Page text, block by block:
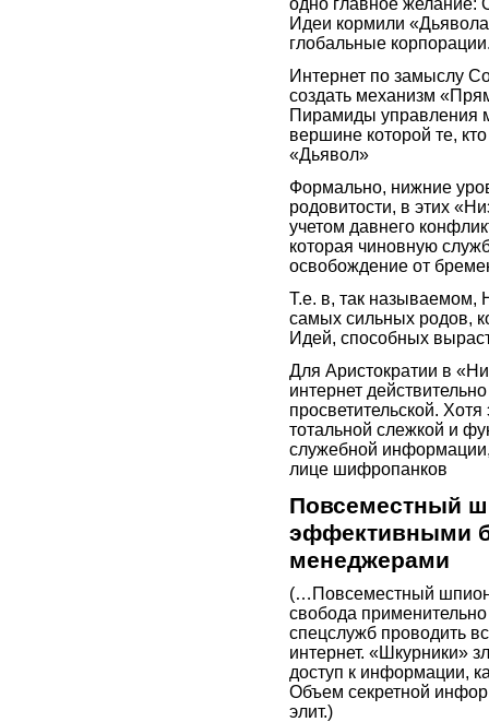
одно главное желание:
Идеи кормили
глобальные
Интернет по замыслу
создать механизм
Пирамиды управления
вершине которой те,
«Дьявол»
Формально, нижние
родовитости, в этих
учетом давнего
которая чиновную
освобождение от
Т.е. в, так называемом,
самых сильных родов,
Идей, способных
Для Аристократии в
интернет
просветительской.
тотальной слежкой и
служебной
лице шифропанков
Повсеместный
эффективными
менеджерами
(…Повсеместный
свобода
спецслужб проводить
интернет. «Шкурники»
доступ к информации,
Объем секретной
элит.)